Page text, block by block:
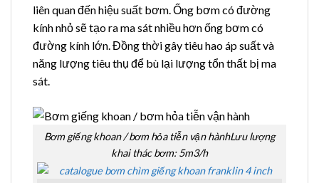
liên quan đến hiệu suất bơm. Ống bơm có đường
kính nhỏ sẽ tạo ra ma sát nhiều hơn ống bơm có
đường kính lớn. Đồng thời gây tiêu hao áp suất và
năng lượng tiêu thụ để bù lại lượng tổn thất bị ma
sát.
Bơm giếng khoan / bơm hỏa tiễn vận hànhLưu lượng
khai thác bơm: 5m3/h